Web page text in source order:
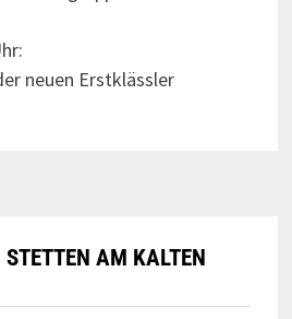
neuen Erstklässler
AM KALTEN